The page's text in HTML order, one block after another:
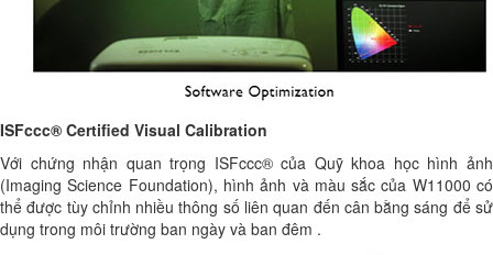
ISFccc® Certified Visual Calibration
Với chứng nhận quan trọng ISFccc® của Quỹ khoa học hình ảnh
(Imaging Science Foundation), hình ảnh và màu sắc của W11000 có
thể được tùy chỉnh nhiều thông số liên quan đến cân bằng sáng để sử
dụng trong môi trường ban ngày và ban đêm .